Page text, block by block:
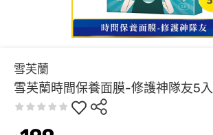
雪芙蘭
雪芙蘭時間保養面膜-修護神隊友5入